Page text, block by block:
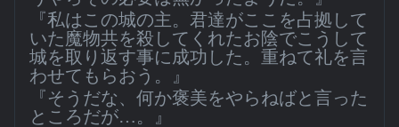
『私はこの城の主。君達がここを占拠して
いた魔物共を殺してくれたお陰でこうして
城を取り返す事に成功した。重ねて礼を言
わせてもらおう。』
『そうだな、何か褒美をやらねばと言った
ところだが…。』